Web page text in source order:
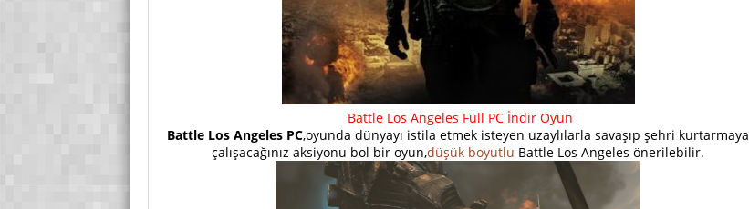
Battle Los Angeles Full PC İndir Oyun
Battle Los Angeles PC,oyunda dünyayı istila etmek isteyen uzaylılarla savaşıp şehri kurtarmaya
çalışacağınız aksiyonu bol bir oyun,düşük boyutlu Battle Los Angeles önerilebilir.